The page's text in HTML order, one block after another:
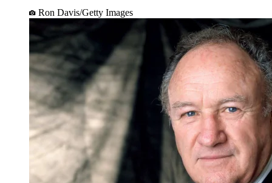
Ron Davis/Getty Images